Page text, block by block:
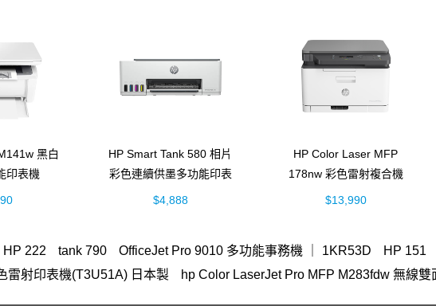
黑白
印表機
HP Smart Tank 580 相片
彩色連續供墨多功能印表
機 (5D1B4A)
$4,888
HP Color Laser MFP
178nw 彩色雷射複合機
(4ZB96A)
$13,990
HP 222 tank 790 OfficeJet Pro 9010 多功能事務機 ｜ 1KR53D HP 151
雷射印表機(T3U51A) 日本製
hp Color LaserJet Pro MFP M283fdw 無線